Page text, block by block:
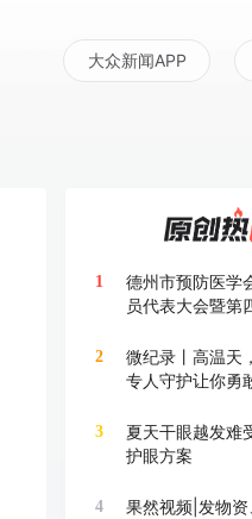
大众新闻APP
1
德州市预防医学
员代表大会暨第
2
微纪录丨高温天
专人守护让你勇
3
夏天干眼越发难
护眼方案
4
果然视频|发物